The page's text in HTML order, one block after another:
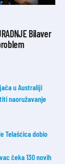
Bilaver
u Australiji
naoružavanje
Telašćica dobio
čeka 130 novih